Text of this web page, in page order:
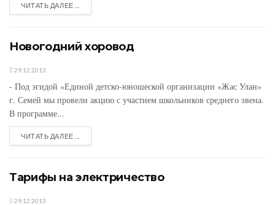
ЧИТАТЬ ДАЛЕЕ ...
Новогодний хоровод
29.12.2013
- Под эгидой «Единой детско-юношеской организации «Жас Улан»
г. Семей мы провели акцию с участием школьников среднего звена.
В программе...
ЧИТАТЬ ДАЛЕЕ ...
Тарифы на электричество
29.12.2013